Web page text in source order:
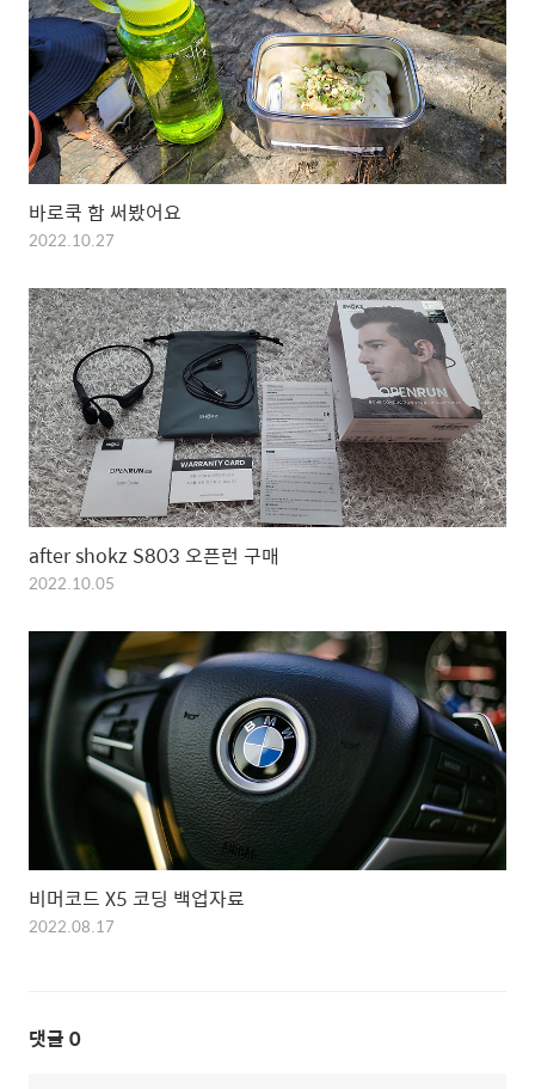
바로쿡 함 써봤어요
2022.10.27
after shokz S803 오픈런 구매
2022.10.05
비머코드 X5 코딩 백업자료
2022.08.17
댓글 0